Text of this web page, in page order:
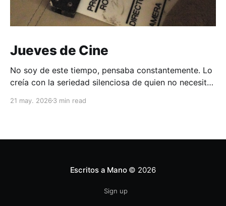
Jueves de Cine
No soy de este tiempo, pensaba constantemente. Lo
creía con la seriedad silenciosa de quien no necesita
de algún jueves de los años veinte o treinta, cuando
21 may. 2026 3 min read
Escritos a Mano© 2026
Sign up